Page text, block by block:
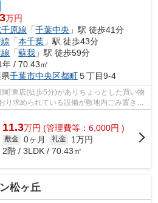
万円
原線 「千葉中央 」駅 徒歩41分
「本千葉 」駅 徒歩43分
「蘇我 」駅 徒歩59分
年 / 70.43㎡
千葉市中央区都町５丁目9-4
町東店(徒歩5分)がありちょっとした買い物
り求められている設備が敷地内ごみ置き場
済で...
11.3万円 (管理費等：6,000円 )
敷金 0ヶ月 礼金
1万円
2階 / 3LDK / 70.43㎡
松ヶ丘